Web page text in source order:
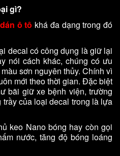
gì?
ô tô khá đa dạng trong đó
decal có công dụng là giữ lại
nói cách khác, chúng có ưu
sơn nguyên thủy. Chính vì
mới theo thời gian. Đặc biệt
bãi giữ xe bệnh viện, trường
của loại decal trong là lựa
keo Nano bóng hay còn gọi
nước, tăng độ bóng loáng